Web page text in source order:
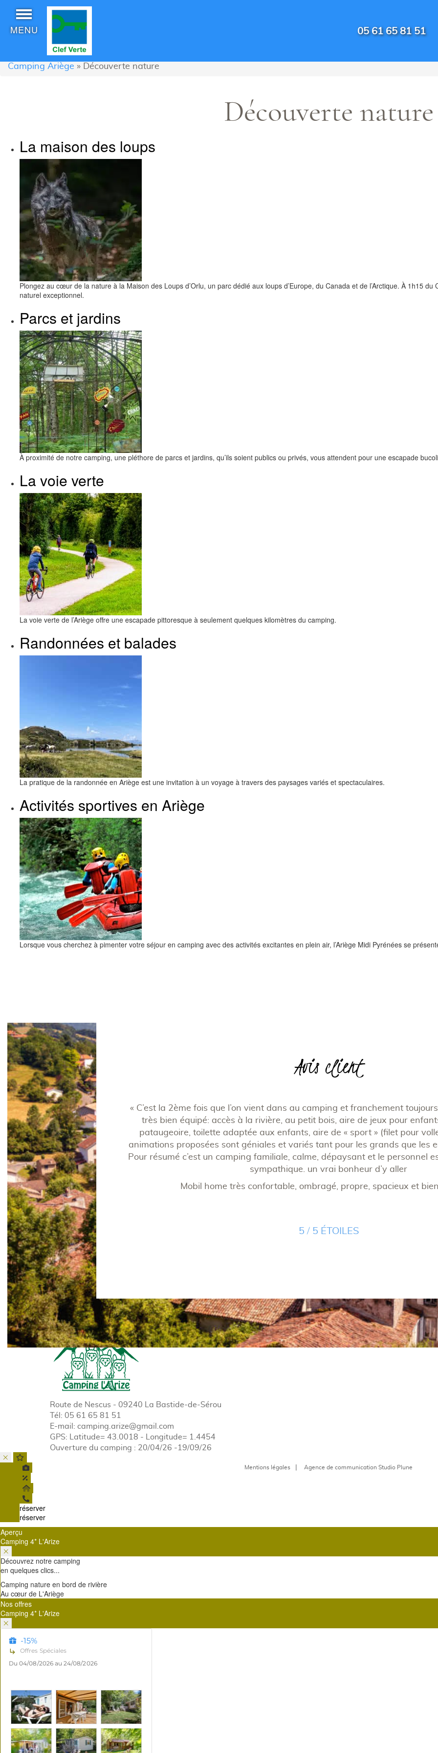
MENU 05 61 65 81 51
Camping Ariège » Découverte nature
Découverte nature
La maison des loups
Plongez au cœur de la nature à la Maison des Loups d’Orlu, un parc dédié aux loups d’Europe, du Canada et de l’Arctique. À 1h15
naturel exceptionnel.
Parcs et jardins
À proximité de notre camping, une pléthore de parcs et jardins, qu’ils soient publics ou privés, vous attendent pour une escapade
La voie verte
La voie verte de l’Ariège offre une escapade pittoresque à seulement quelques kilomètres du camping.
Randonnées et balades
La pratique de la randonnée en Ariège est une invitation à un voyage à travers des paysages variés et spectaculaires.
Activités sportives en Ariège
Lorsque vous cherchez à pimenter votre séjour en camping avec des activités excitantes en plein air, l’Ariège Midi Pyrénées se
Avis client
et plein de passages
sécurité.
de la rivière »
– Céline R
« C’est la 2ème fois que l’on vient dans au camping et franchement
très bien équipé: accès à la rivière, au petit bois, aire de jeux pour
pataugeoire, toilette adaptée aux enfants, aire de « sport » (filet pour
animations proposées sont géniales et variés tant pour les grands que les
Pour résumé c’est un camping familiale, calme, dépaysant et le personnel
sympathique. un vrai bonheur d’y aller
Mobil home très confortable, ombragé, propre, spacieux et
5 / 5 ÉTOILES
Route de Nescus - 09240 La Bastide-de-Sérou
Tél: 05 61 65 81 51
E-mail: camping.arize@gmail.com
GPS: Latitude= 43.0018 - Longitude= 1.4454
Ouverture du camping : 20/04/26 -19/09/26
Mentions légales Agence de communication Studio Plune
réserver
réserver
Aperçu
Camping 4* L'Arize
Découvrez notre camping
en quelques clics...
Camping nature en bord de rivière
Au cœur de L'Ariège
Nos offres
Camping 4* L'Arize